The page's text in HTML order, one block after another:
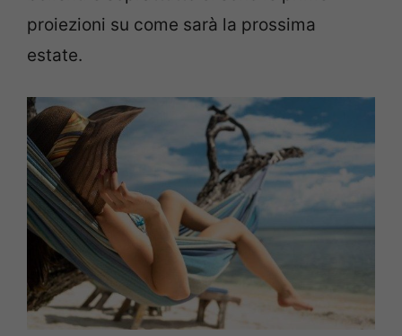
proiezioni su come sarà la prossima
estate.